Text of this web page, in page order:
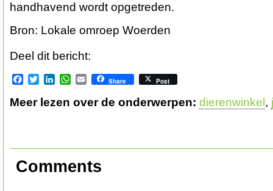
handhavend wordt opgetreden.
Bron: Lokale omroep Woerden
Deel dit bericht:
Facebook
TwitterLinkedInWhatsApp
EmailShare Post
Meer lezen over de onderwerpen: dierenwinkel ,
Comments